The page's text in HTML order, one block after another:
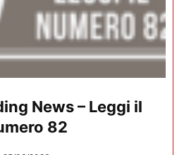
News – Leggi il
82